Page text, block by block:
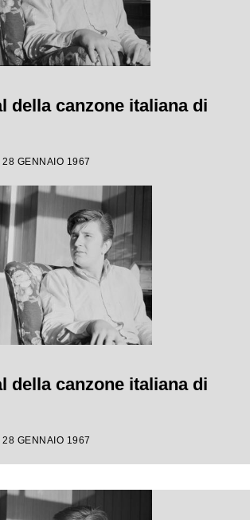
della canzone italiana di
GENNAIO 1967
della canzone italiana di
GENNAIO 1967